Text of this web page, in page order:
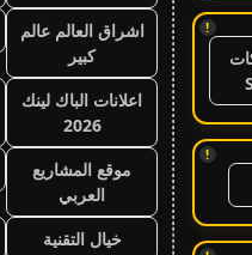
!
!
اشراق العالم عالم
كبير
اعلانات الباك لينك
2026
موقع المشاريع
العربي
خيال التقنية